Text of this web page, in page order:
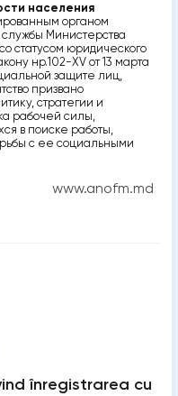
населения
органом
Министерства
статусом юридического
нр.102-XV от 13 марта
защите лиц,
призвано
стратегии и
рабочей силы,
в поиске работы,
с ее социальными
www.anofm.md
înregistrarea cu